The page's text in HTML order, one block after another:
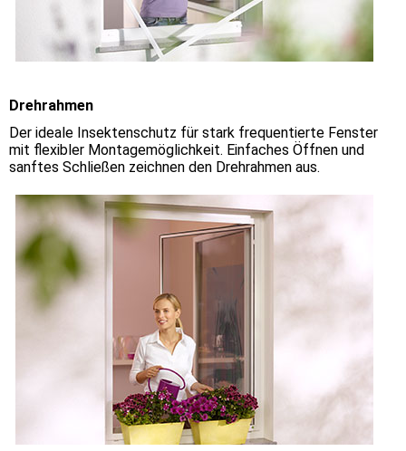
Drehrahmen
Der ideale Insektenschutz für stark frequentierte Fenster
mit flexibler Montagemöglichkeit. Einfaches Öffnen und
sanftes Schließen zeichnen den Drehrahmen aus.